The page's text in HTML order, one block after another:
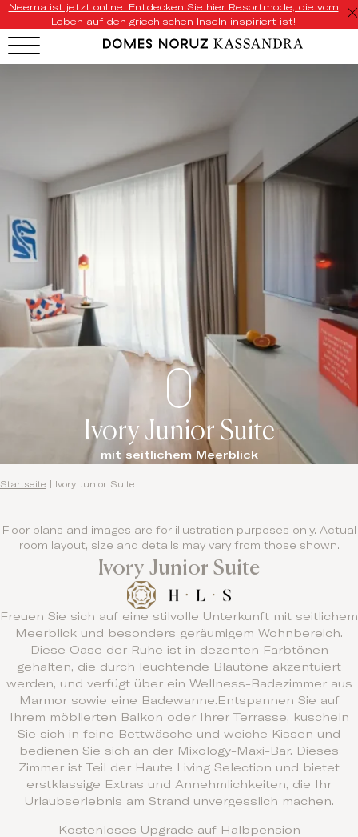
Neema ist jetzt online. Entdecken Sie hier Resortmode, die vom
Leben auf den griechischen Inseln inspiriert ist!
Ivory Junior Suite
mit seitlichem Meerblick
Startseite Ivory Junior Suite
Floor plans and images are for illustration purposes only. Actual
room layout, size and details may vary from those shown.
Ivory Junior Suite
Freuen Sie sich auf eine stilvolle Unterkunft mit seitlichem
Meerblick und besonders geräumigem Wohnbereich.
Diese Oase der Ruhe ist in dezenten Farbtönen
gehalten, die durch leuchtende Blautöne akzentuiert
werden, und verfügt über ein Wellness-Badezimmer aus
Marmor sowie eine Badewanne.Entspannen Sie auf
Ihrem möblierten Balkon oder Ihrer Terrasse, kuscheln
Sie sich in feine Bettwäsche und weiche Kissen und
bedienen Sie sich an der Mixology-Maxi-Bar. Dieses
Zimmer ist Teil der Haute Living Selection und bietet
erstklassige Extras und Annehmlichkeiten, die Ihr
Urlaubserlebnis am Strand unvergesslich machen.
Kostenloses Upgrade auf Halbpension